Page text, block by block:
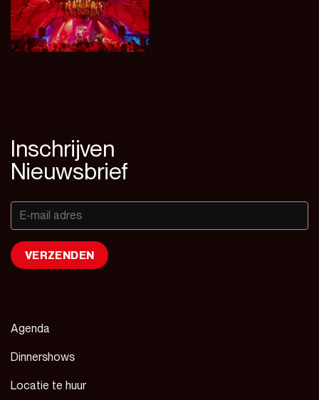
Inschrijven
Nieuwsbrief
Agenda
Dinnershows
Locatie te huur